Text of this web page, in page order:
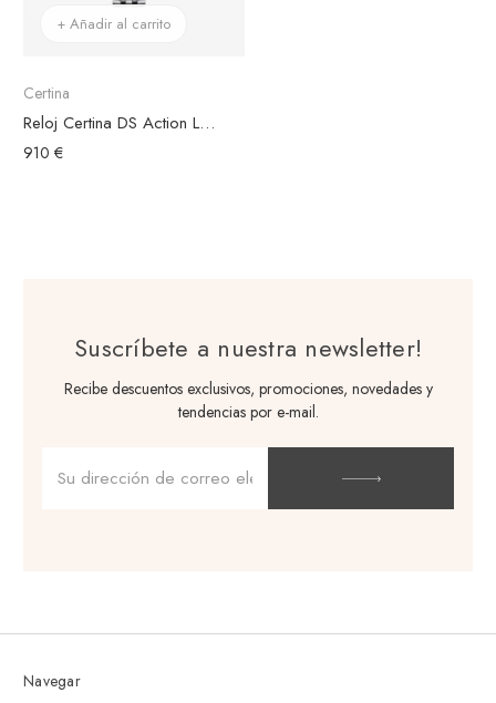
+ Añadir al carrito
Certina
Reloj Certina DS Action Lady Powermatic 80 Acero, Esfera Blanca
910 €
Suscríbete a nuestra newsletter!
Recibe descuentos exclusivos, promociones, novedades y
tendencias por e-mail.
de
correo
Navegar